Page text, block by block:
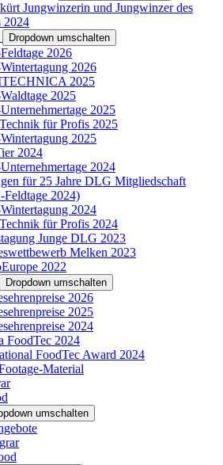
Jungwinzerin und Jungwinzer des
2024
Dropdown umschalten
2026
2026
2025
2025
2025
für Profis 2025
2025
2024
2024
für 25 Jahre DLG Mitgliedschaft
2024)
2024
für Profis 2024
Junge DLG 2023
Melken 2023
2022
Dropdown umschalten
2026
2025
2024
FoodTec 2024
FoodTec Award 2024
Material
umschalten